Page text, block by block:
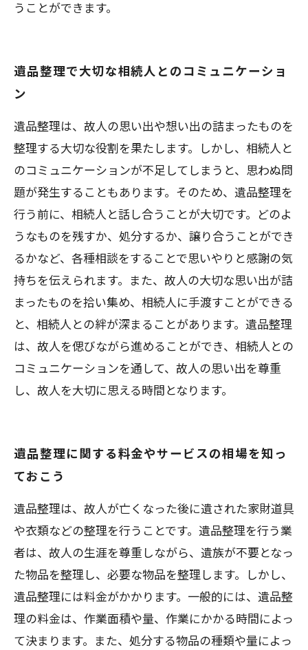
うことができます。
遺品整理で大切な相続人とのコミュニケーショ
ン
遺品整理は、故人の思い出や想い出の詰まったものを
整理する大切な役割を果たします。しかし、相続人と
のコミュニケーションが不足してしまうと、思わぬ問
題が発生することもあります。そのため、遺品整理を
行う前に、相続人と話し合うことが大切です。どのよ
うなものを残すか、処分するか、譲り合うことができ
るかなど、各種相談をすることで思いやりと感謝の気
持ちを伝えられます。また、故人の大切な思い出が詰
まったものを拾い集め、相続人に手渡すことができる
と、相続人との絆が深まることがあります。遺品整理
は、故人を偲びながら進めることができ、相続人との
コミュニケーションを通して、故人の思い出を尊重
し、故人を大切に思える時間となります。
遺品整理に関する料金やサービスの相場を知っ
ておこう
遺品整理は、故人が亡くなった後に遺された家財道具
や衣類などの整理を行うことです。遺品整理を行う業
者は、故人の生涯を尊重しながら、遺族が不要となっ
た物品を整理し、必要な物品を整理します。しかし、
遺品整理には料金がかかります。一般的には、遺品整
理の料金は、作業面積や量、作業にかかる時間によっ
て決まります。また、処分する物品の種類や量によっ